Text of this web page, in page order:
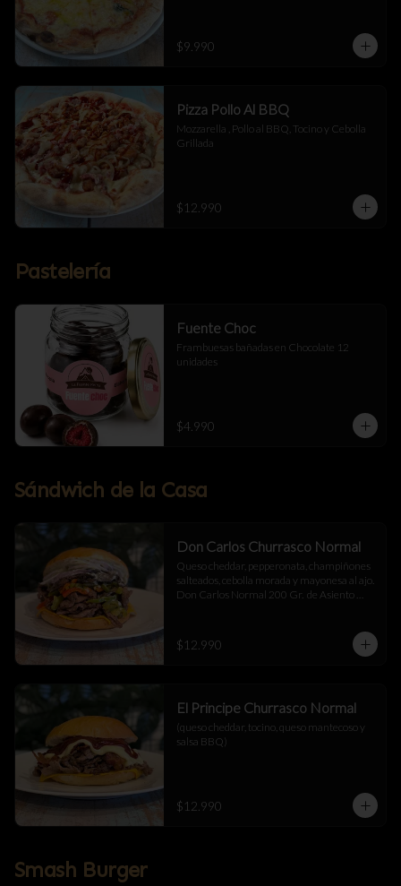
$9.990
Pizza Pollo Al BBQ
Mozzarella , Pollo al BBQ, Tocino y Cebolla
Grillada
$12.990
Pastelería
Fuente Choc
Frambuesas bañadas en Chocolate 12
unidades
$4.990
Sándwich de la Casa
Don Carlos Churrasco Normal
Queso cheddar, pepperonata, champiñones
salteados, cebolla morada y mayonesa al ajo.
Don Carlos Normal 200 Gr.  de Asiento
$12.990
El Principe Churrasco Normal
(queso cheddar, tocino, queso mantecoso y
salsa BBQ)
$12.990
Smash Burger